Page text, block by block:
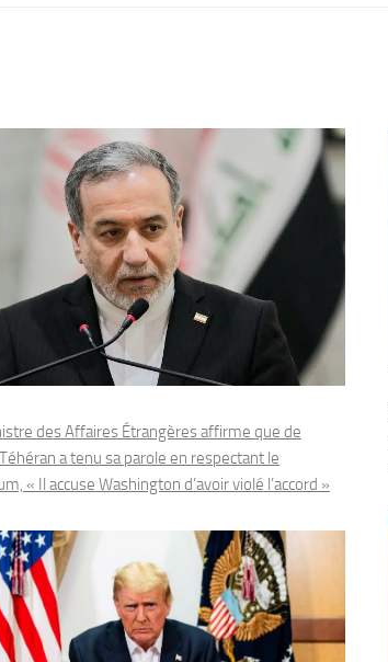
des Affaires Étrangères affirme que de
a tenu sa parole en respectant le
« Il accuse Washington d’avoir violé l’accord »